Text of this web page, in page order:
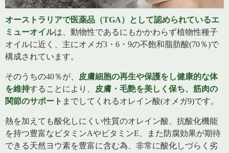
オーストラリアで医薬品（TGA）として認められているエ
ミューオイルは、動物性であるにもかかわらず植物性種子
オイルに近く、主にオメガ3・6・9の不飽和脂肪酸(70％)で
構成されています。
そのうちの40％が、
皮膚細胞の再生や保護をし健康的な体
を維持することにより、
皮膚・毛艶を美しく保ち、筋肉の
関節のサポート までしてくれるオレイン酸(オメガ9)です。
熱を加えても酸化しにくい性質のオレイン酸、抗酸化機能
を持つ豊富なビタミンAやビタミンE、また防腐効果が期待
できる天然ヨウ素を豊富に含む為、非常に酸化しづらく劣